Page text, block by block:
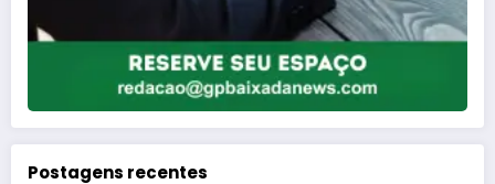
Postagens recentes